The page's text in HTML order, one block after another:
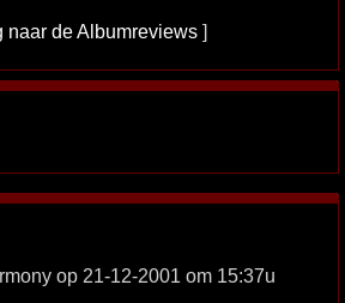
naar de Albumreviews ]
op 21-12-2001 om 15:37u